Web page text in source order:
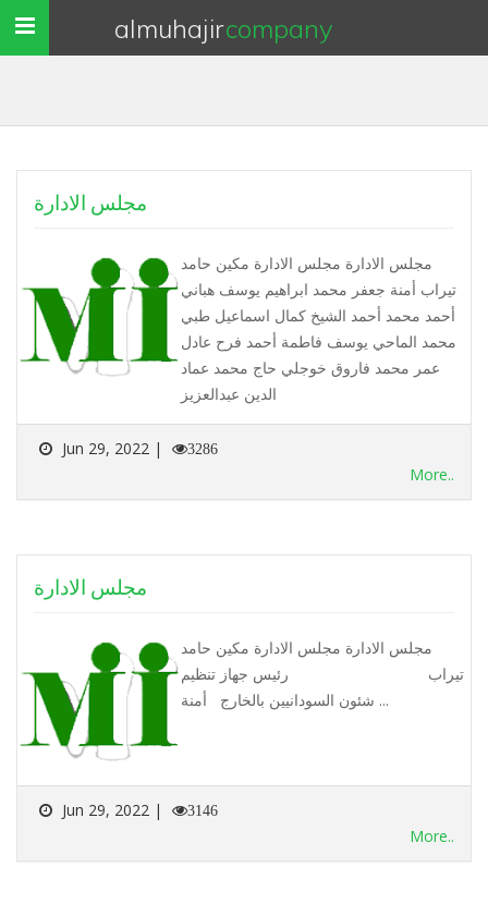
Toggle
navigation
almuhajircompany
مجلس الادارة
مجلس الادارة مجلس الادارة مكين حامد
تيراب أمنة جعفر محمد ابراهيم يوسف هباني
أحمد محمد أحمد الشيخ كمال اسماعيل طبي
محمد الماحي يوسف فاطمة أحمد فرح عادل
عمر محمد فاروق خوجلي حاج محمد عماد
Jun 29, 2022 | 3286
More..
مجلس الادارة
مجلس الادارة مجلس الادارة مكين حامد
تيراب رئيس جهاز تنظيم
شئون السودانيين بالخارج أمنة ...
Jun 29, 2022 | 3146
More..